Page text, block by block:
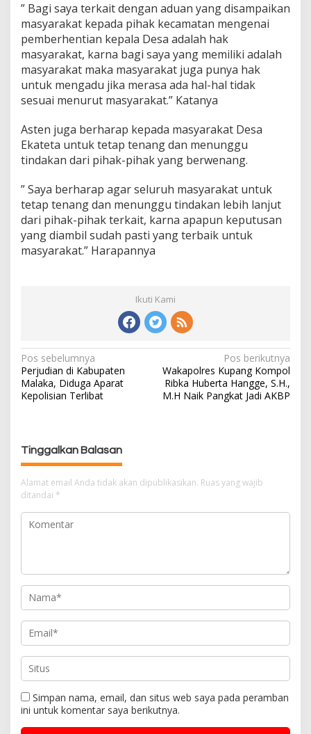
” Bagi saya terkait dengan aduan yang disampaikan
masyarakat kepada pihak kecamatan mengenai
pemberhentian kepala Desa adalah hak
masyarakat, karna bagi saya yang memiliki adalah
masyarakat maka masyarakat juga punya hak
untuk mengadu jika merasa ada hal-hal tidak
sesuai menurut masyarakat.” Katanya
Asten juga berharap kepada masyarakat Desa
Ekateta untuk tetap tenang dan menunggu
tindakan dari pihak-pihak yang berwenang.
” Saya berharap agar seluruh masyarakat untuk
tetap tenang dan menunggu tindakan lebih lanjut
dari pihak-pihak terkait, karna apapun keputusan
yang diambil sudah pasti yang terbaik untuk
masyarakat.” Harapannya
Ikuti Kami
N
a
v
s
i
p
o
s
Pos sebelumnya
Perjudian di Kabupaten
Malaka, Diduga Aparat
Kepolisian Terlibat
Pos berikutnya
Wakapolres Kupang Kompol
Ribka Huberta Hangge, S.H.,
M.H Naik Pangkat Jadi AKBP
Tinggalkan Balasan
Alamat email Anda tidak akan dipublikasikan. Ruas yang wajib
ditandai *
Simpan nama, email, dan situs web saya pada peramban
ini untuk komentar saya berikutnya.